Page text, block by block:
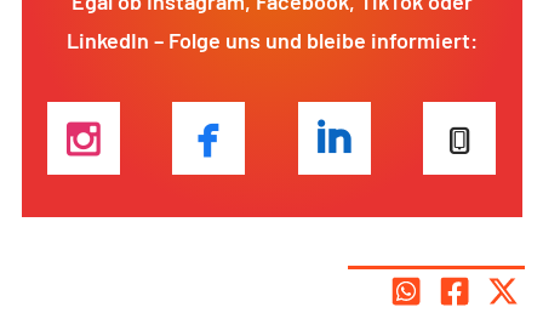
LinkedIn – Folge uns und bleibe informiert: